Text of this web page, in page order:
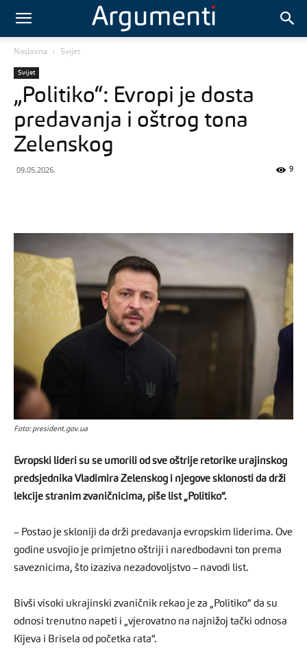
Naslovna Svijet
Svijet
„Politiko“: Evropi je dosta
predavanja i oštrog tona
Zelenskog
09.05.2026. 9
Foto: president.gov.ua
Evropski lideri su se umorili od sve oštrije retorike urajinskog
predsjednika Vladimira Zelenskog i njegove sklonosti da drži
lekcije stranim zvaničnicima, piše list „Politiko“.
– Postao je skloniji da drži predavanja evropskim liderima. Ove
godine usvojio je primjetno oštriji i naredbodavni ton prema
saveznicima, što izaziva nezadovoljstvo – navodi list.
Bivši visoki ukrajinski zvaničnik rekao je za „Politiko“ da su
odnosi trenutno napeti i „vjerovatno na najnižoj tački odnosa
Kijeva i Brisela od početka rata“.